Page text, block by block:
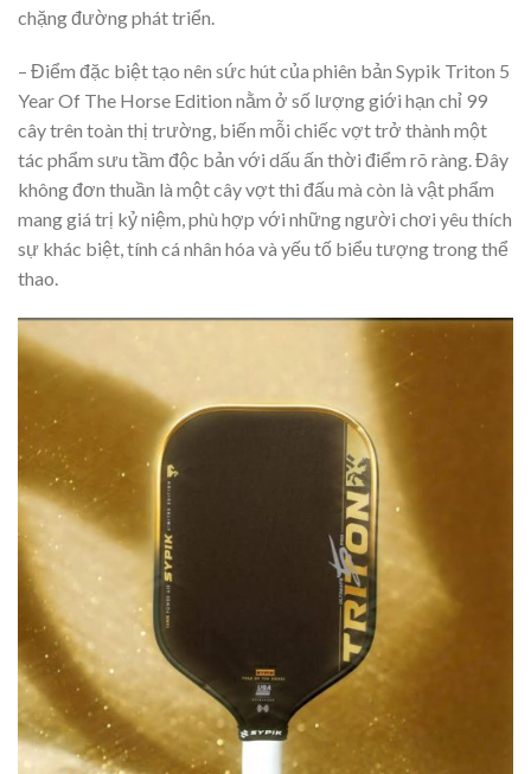
chặng đường phát triển.
– Điểm đặc biệt tạo nên sức hút của phiên bản Sypik Triton 5
Year Of The Horse Edition nằm ở số lượng giới hạn chỉ 99
cây trên toàn thị trường, biến mỗi chiếc vợt trở thành một
tác phẩm sưu tầm độc bản với dấu ấn thời điểm rõ ràng. Đây
không đơn thuần là một cây vợt thi đấu mà còn là vật phẩm
mang giá trị kỷ niệm, phù hợp với những người chơi yêu thích
sự khác biệt, tính cá nhân hóa và yếu tố biểu tượng trong thể
thao.